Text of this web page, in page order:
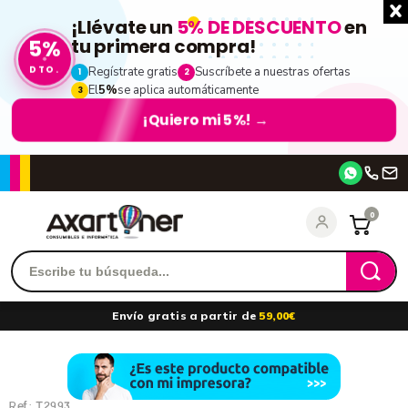
5%
DTO.
¡Llévate un 5% DE DESCUENTOen
tu primera compra!
1 Regístrate gratis 2 Suscríbete a nuestras ofertas
3 El5%se aplica automáticamente
¡Quiero mi 5%! →
entrar
0
Envío gratis a partir de 59,00€